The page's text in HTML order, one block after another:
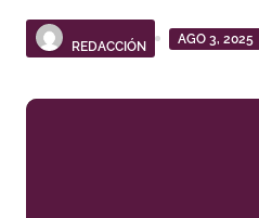
REDACCIÓN
AGO 3, 2025